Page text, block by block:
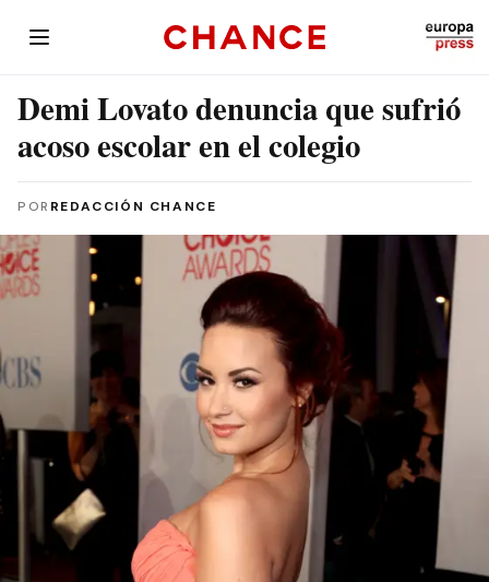
Demi Lovato denuncia que sufrió
acoso escolar en el colegio
POR REDACCIÓN CHANCE